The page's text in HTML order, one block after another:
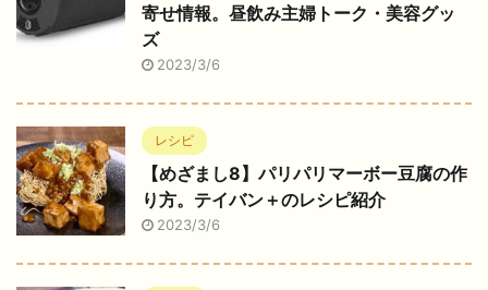
寄せ情報。昼飲み主婦トーク・美容グッ
ズ
2023/3/6
レシピ
【めざまし8】パリパリマーボー豆腐の作
り方。テイバン＋のレシピ紹介
2023/3/6